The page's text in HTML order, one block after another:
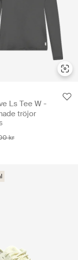
Ls Tee W -
tröjor
kr